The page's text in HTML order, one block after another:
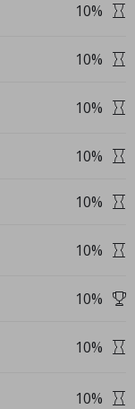
10%
10%
10%
10%
10%
10%
10%
10%
10%